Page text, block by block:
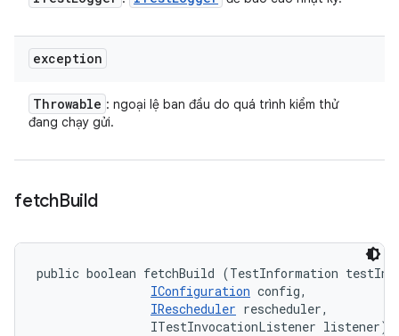
exception
Throwable : ngoại lệ ban đầu do quá trình kiểm thử
đang chạy gửi.
fetchBuild
public boolean fetchBuild (TestInformation
IConfiguration config,
IRescheduler rescheduler,
                ITestInvocationListener listener)